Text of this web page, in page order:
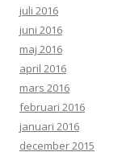
juli 2016
juni 2016
maj 2016
april 2016
mars 2016
februari 2016
januari 2016
december 2015